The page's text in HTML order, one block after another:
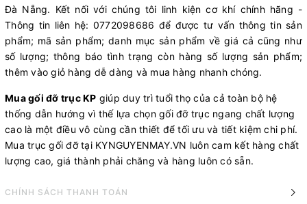
Đà Nẵng. Kết nối với chúng tôi linh kiện cơ khí chính hãng -
Thông tin liên hệ: 0772098686 để được tư vấn thông tin sản
phẩm; mã sản phẩm; danh mục sản phẩm về giá cả cũng như
số lượng; thông báo tình trạng còn hàng số lượng sản phẩm;
thêm vào giỏ hàng dễ dàng và mua hàng nhanh chóng.
Mua gối đỡ trục KP giúp duy trì tuổi thọ của cả toàn bộ hệ
thống dẫn hướng vì thế lựa chọn gối đỡ trục ngang chất lượng
cao là một điều vô cùng cần thiết để tối ưu và tiết kiệm chi phí.
Mua trục gối đỡ tại KYNGUYENMAY.VN luôn cam kết hàng chất
lượng cao, giá thành phải chăng và hàng luôn có sẵn.
CHÍNH SÁCH THANH TOÁN